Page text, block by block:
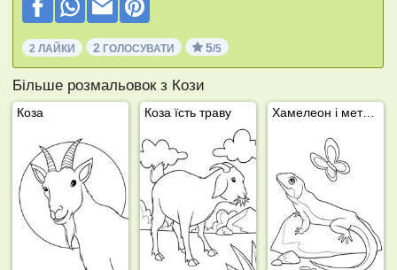
2 ЛАЙКИ 2 ГОЛОСУВАТИ 5/5
Більше розмальовок з Кози
Коза Коза їсть траву Хамелеон і метелик